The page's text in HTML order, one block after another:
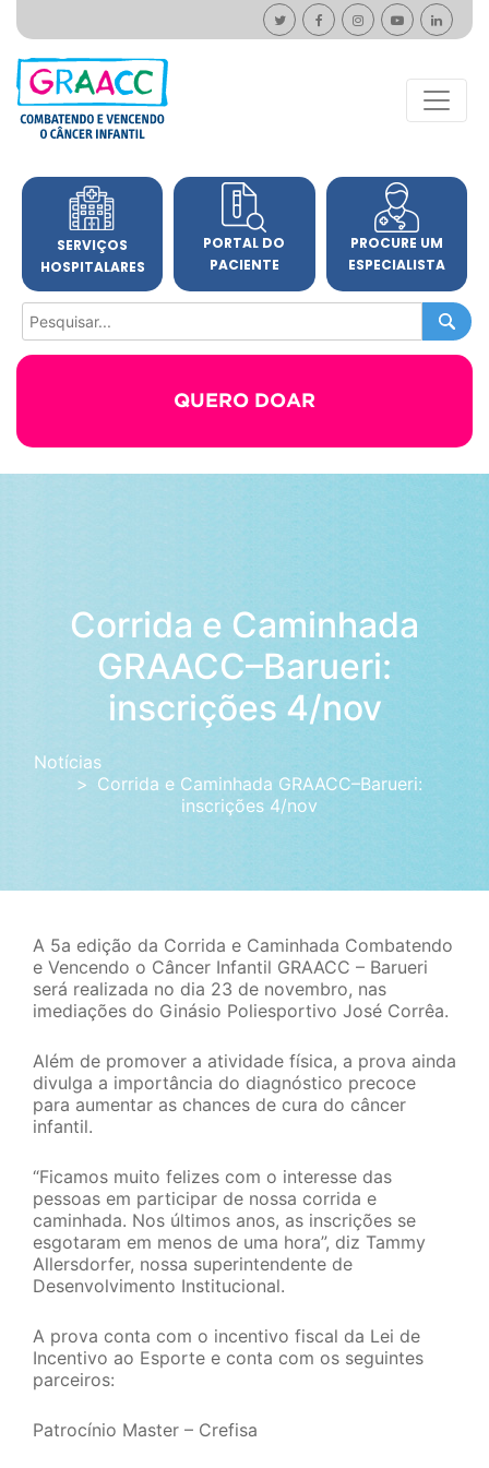
SERVIÇOS
HOSPITALARES
PORTAL DO
PACIENTE
PROCURE UM
ESPECIALISTA
QUERO DOAR
Corrida e Caminhada
GRAACC–Barueri:
inscrições 4/nov
Notícias
Corrida e Caminhada GRAACC–Barueri:
inscrições 4/nov
A 5a edição da Corrida e Caminhada Combatendo
e Vencendo o Câncer Infantil GRAACC – Barueri
será realizada no dia 23 de novembro, nas
imediações do Ginásio Poliesportivo José Corrêa.
Além de promover a atividade física, a prova ainda
divulga a importância do diagnóstico precoce
para aumentar as chances de cura do câncer
infantil.
“Ficamos muito felizes com o interesse das
pessoas em participar de nossa corrida e
caminhada. Nos últimos anos, as inscrições se
esgotaram em menos de uma hora”, diz Tammy
Allersdorfer, nossa superintendente de
Desenvolvimento Institucional.
A prova conta com o incentivo fiscal da Lei de
Incentivo ao Esporte e conta com os seguintes
parceiros:
Patrocínio Master – Crefisa